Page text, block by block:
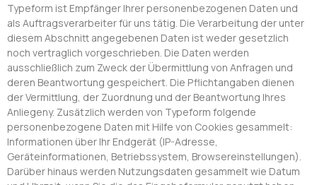
Typeform ist Empfänger Ihrer personenbezogenen Daten und
als Auftragsverarbeiter für uns tätig. Die Verarbeitung der unter
diesem Abschnitt angegebenen Daten ist weder gesetzlich
noch vertraglich vorgeschrieben. Die Daten werden
ausschließlich zum Zweck der Übermittlung von Anfragen und
deren Beantwortung gespeichert. Die Pflichtangaben dienen
der Vermittlung, der Zuordnung und der Beantwortung Ihres
Anliegeny. Zusätzlich werden von Typeform folgende
personenbezogene Daten mit Hilfe von Cookies gesammelt:
Informationen über Ihr Endgerät (IP-Adresse,
Geräteinformationen, Betriebssystem, Browsereinstellungen).
Darüber hinaus werden Nutzungsdaten gesammelt wie Datum